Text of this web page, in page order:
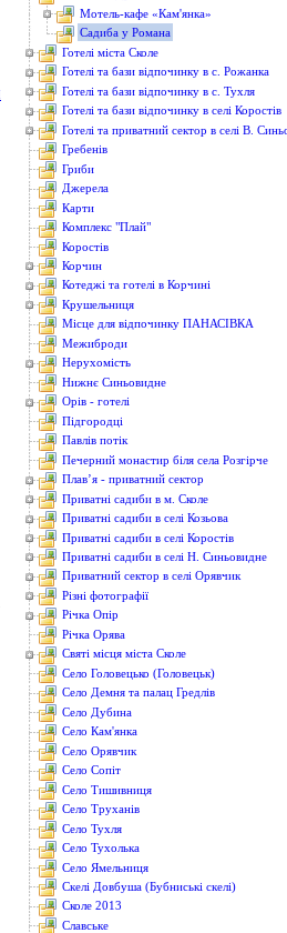
Мотель-кафе «Кам'янка»
Садиба у Романа
Готелі міста Сколе
Готелі та бази відпочинку в с. Рожанка
Готелі та бази відпочинку в с. Тухля
Готелі та бази відпочинку в селі Коростів
Готелі та приватний сектор в селі В.
Гребенів
Гриби
Джерела
Карти
Комплекс "Плай"
Коростів
Корчин
Котеджі та готелі в Корчині
Крушельниця
Місце для відпочинку ПАНАСІВКА
Межиброди
Нерухомість
Нижнє Синьовидне
Орів - готелі
Підгородці
Павлів потік
Печерний монастир біля села Розгірче
Плав’я - приватний сектор
Приватні садиби в м. Сколе
Приватні садиби в селі Козьова
Приватні садиби в селі Коростів
Приватні садиби в селі Н. Синьовидне
Приватний сектор в селі Орявчик
Різні фотографії
Річка Опір
Річка Орява
Святі місця міста Сколе
Село Головецько (Головецьк)
Село Демня та палац Гредлів
Село Дубина
Село Кам'янка
Село Орявчик
Село Сопіт
Село Тишивниця
Село Труханів
Село Тухля
Село Тухолька
Село Ямельниця
Скелі Довбуша (Бубниські скелі)
Сколе 2013
Славське